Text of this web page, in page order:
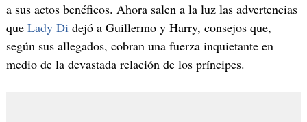
a sus actos benéficos. Ahora salen a la luz las advertencias
que Lady Di dejó a Guillermo y Harry, consejos que,
según sus allegados, cobran una fuerza inquietante en
medio de la devastada relación de los príncipes.